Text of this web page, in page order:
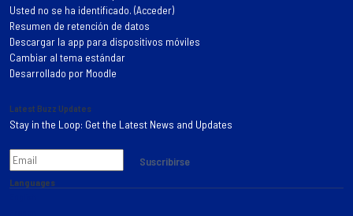
Usted no se ha identificado. (Acceder)
Resumen de retención de datos
Descargar la app para dispositivos móviles
Cambiar al tema estándar
Desarrollado por Moodle
Latest Buzz Updates
Stay in the Loop: Get the Latest News and Updates
Suscribirse
Languages